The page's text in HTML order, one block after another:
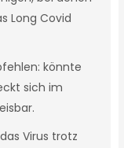
Long Covid
könnte
sich im
Virus trotz